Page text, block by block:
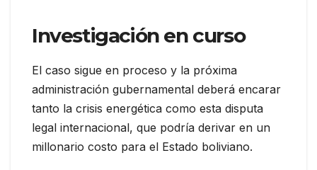
Investigación en curso
El caso sigue en proceso y la próxima
administración gubernamental deberá encarar
tanto la crisis energética como esta disputa
legal internacional, que podría derivar en un
millonario costo para el Estado boliviano.